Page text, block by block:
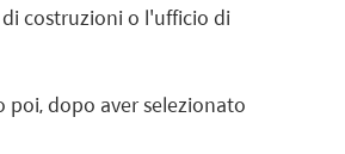
costruzioni o l'ufficio di
dopo aver selezionato